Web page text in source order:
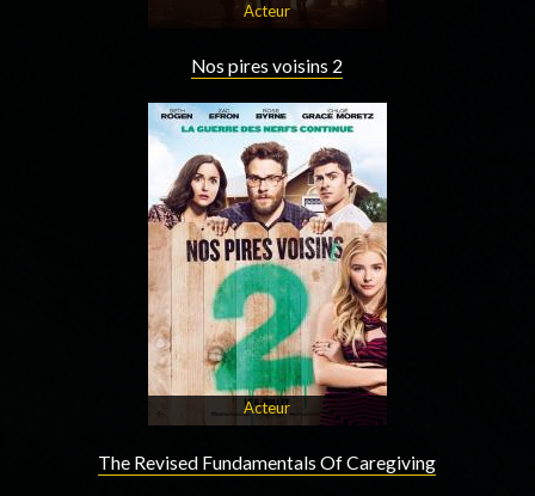
Acteur
Nos pires voisins 2
Acteur
The Revised Fundamentals Of Caregiving